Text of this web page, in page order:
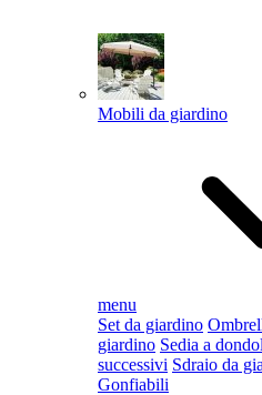
Mobili da giardino
menu
Set da giardino
giardino Sedia a
successivi Sdraio da
Gonfiabili